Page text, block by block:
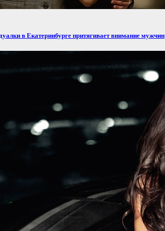
в Екатеринбурге притягивает внимание мужчин